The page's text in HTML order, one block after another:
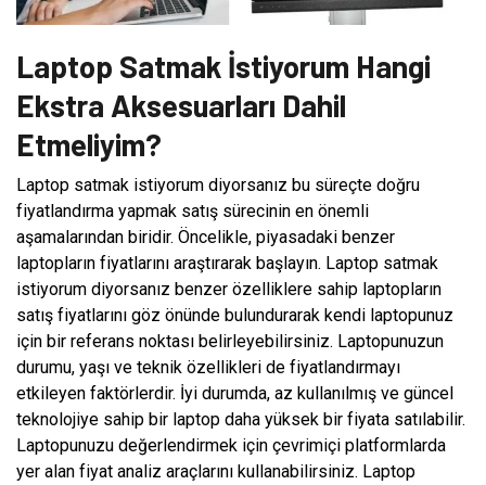
Laptop Satmak İstiyorum Hangi
Ekstra Aksesuarları Dahil
Etmeliyim?
Laptop satmak istiyorum diyorsanız bu süreçte doğru
fiyatlandırma yapmak satış sürecinin en önemli
aşamalarından biridir. Öncelikle, piyasadaki benzer
laptopların fiyatlarını araştırarak başlayın. Laptop satmak
istiyorum diyorsanız benzer özelliklere sahip laptopların
satış fiyatlarını göz önünde bulundurarak kendi laptopunuz
için bir referans noktası belirleyebilirsiniz. Laptopunuzun
durumu, yaşı ve teknik özellikleri de fiyatlandırmayı
etkileyen faktörlerdir. İyi durumda, az kullanılmış ve güncel
teknolojiye sahip bir laptop daha yüksek bir fiyata satılabilir.
Laptopunuzu değerlendirmek için çevrimiçi platformlarda
yer alan fiyat analiz araçlarını kullanabilirsiniz. Laptop